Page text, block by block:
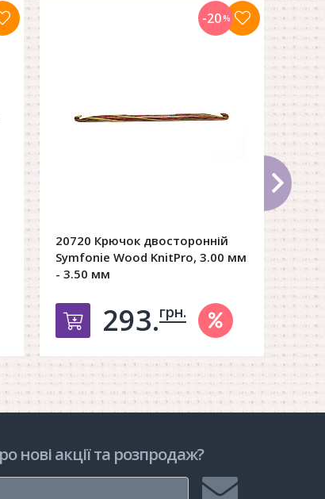
20720 Крючок двосторонній
Symfonie Wood KnitPro, 3.00 мм
- 3.50 мм
Добавить в корзину
293.грн.
-20%
нові акції та розпродаж?